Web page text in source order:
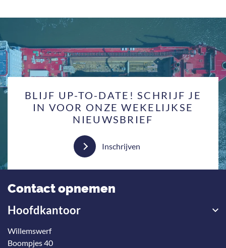
BLIJF UP-TO-DATE! SCHRIJF JE
IN VOOR ONZE WEKELIJKSE
NIEUWSBRIEF
Inschrijven
Contact opnemen
Hoofdkantoor
Willemswerf
Boompjes 40